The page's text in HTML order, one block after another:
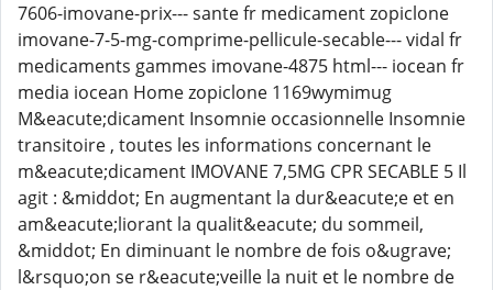
7606-imovane-prix--- sante fr medicament zopiclone
imovane-7-5-mg-comprime-pellicule-secable--- vidal fr
medicaments gammes imovane-4875 html--- iocean fr
media iocean Home zopiclone 1169wymimug
M&eacute;dicament Insomnie occasionnelle Insomnie
transitoire , toutes les informations concernant le
m&eacute;dicament IMOVANE 7,5MG CPR SECABLE 5 Il
agit : &middot; En augmentant la dur&eacute;e et en
am&eacute;liorant la qualit&eacute; du sommeil,
&middot; En diminuant le nombre de fois o&ugrave;
l&rsquo;on se r&eacute;veille la nuit et le nombre de